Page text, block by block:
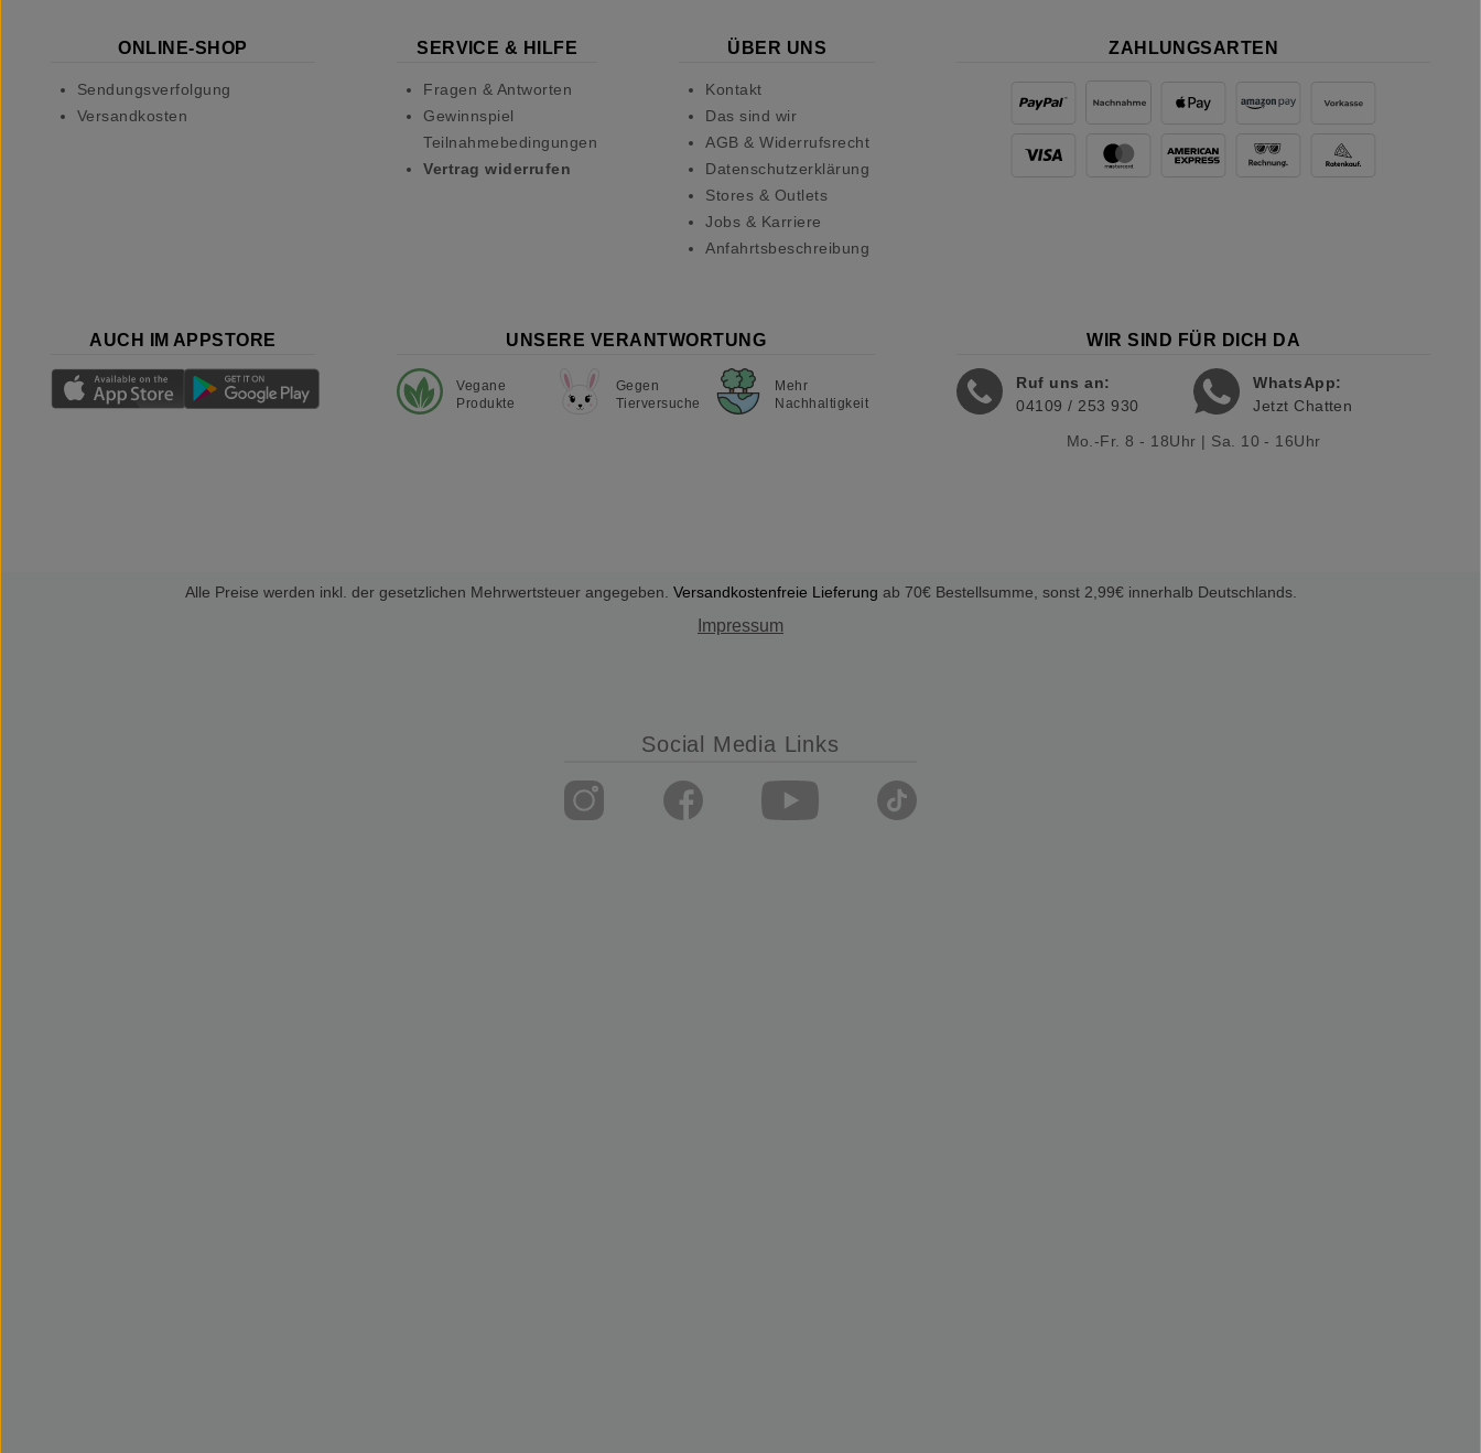
ONLINE-SHOP
Sendungsverfolgung
Versandkosten
SERVICE & HILFE
Fragen & Antworten
Gewinnspiel
Teilnahmebedingungen
Vertrag widerrufen
ÜBER UNS
Kontakt
Das sind wir
AGB & Widerrufsrecht
Datenschutzerklärung
Stores & Outlets
Jobs & Karriere
Anfahrtsbeschreibung
ZAHLUNGSARTEN
AUCH IM APPSTORE UNSERE VERANTWORTUNG
Vegane
Produkte
Gegen
Tierversuche
Mehr
Nachhaltigkeit
WIR SIND FÜR DICH DA
Ruf uns an:
04109 / 253 930
WhatsApp:
Jetzt Chatten
Mo.-Fr. 8 - 18Uhr | Sa. 10 - 16Uhr
Alle Preise werden inkl. der gesetzlichen Mehrwertsteuer angegeben. Versandkostenfreie Lieferung ab 70€ Bestellsumme, sonst 2,99€ innerhalb Deutschlands.
Impressum
Social Media Links